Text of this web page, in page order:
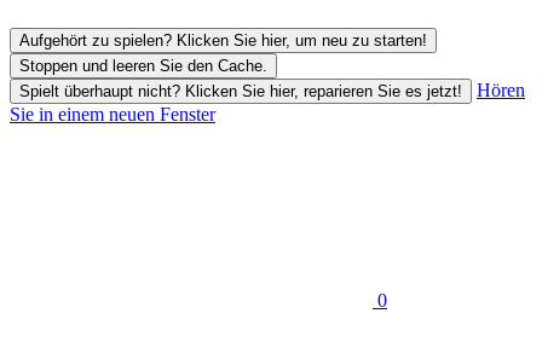
Aufgehört zu spielen? Klicken Sie hier, um neu zu starten!
Stoppen und leeren Sie den Cache.
Spielt überhaupt nicht? Klicken Sie hier, reparieren Sie es jetzt!
Hören
Sie in einem neuen Fenster
0